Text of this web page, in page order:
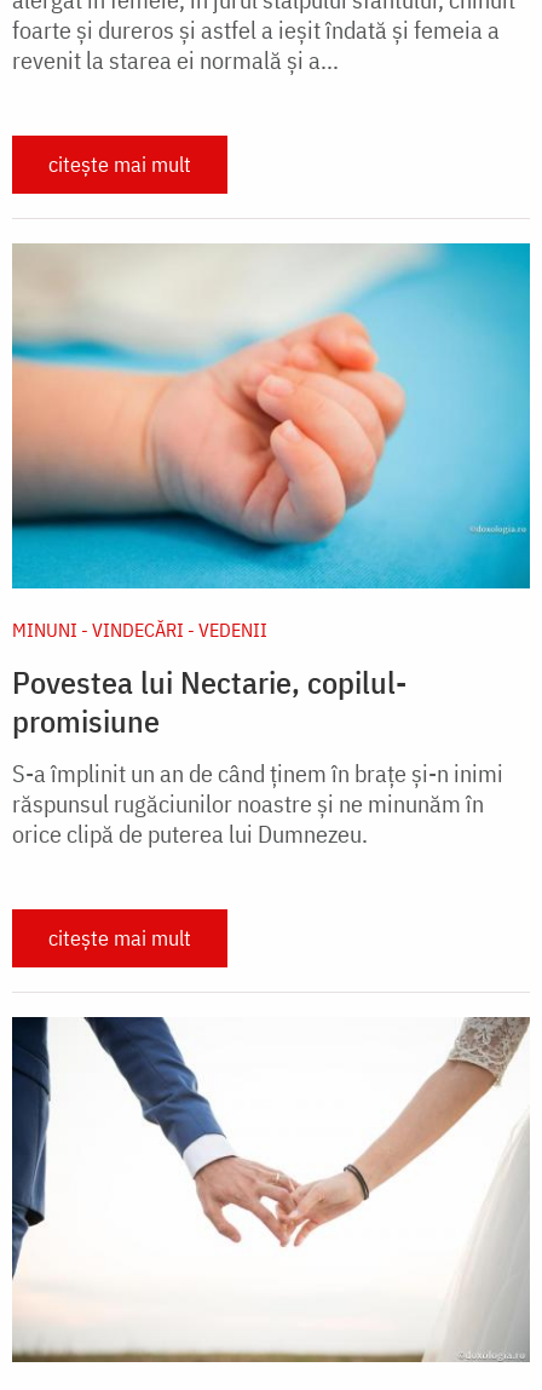
foarte și dureros și astfel a ieșit îndată și femeia a
revenit la starea ei normală și a...
citește mai mult
MINUNI - VINDECĂRI - VEDENII
Povestea lui Nectarie, copilul-
promisiune
S-a împlinit un an de când ținem în brațe și-n inimi
răspunsul rugăciunilor noastre și ne minunăm în
orice clipă de puterea lui Dumnezeu.
citește mai mult